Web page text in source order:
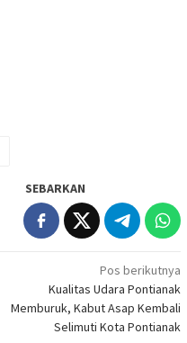
SEBARKAN
Pos berikutnya
Kualitas Udara Pontianak
Memburuk, Kabut Asap Kembali
Selimuti Kota Pontianak